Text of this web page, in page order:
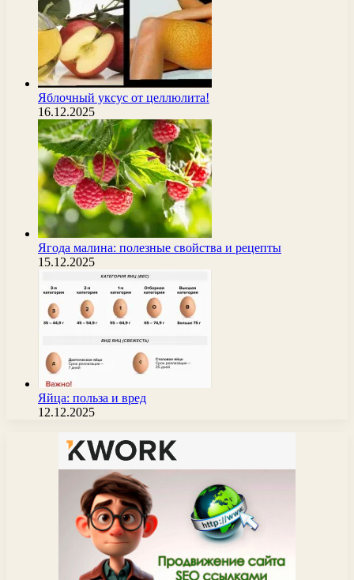
Яблочный уксус от целлюлита!
16.12.2025
Ягода малина: полезные свойства и рецепты
15.12.2025
Яйца: польза и вред
12.12.2025